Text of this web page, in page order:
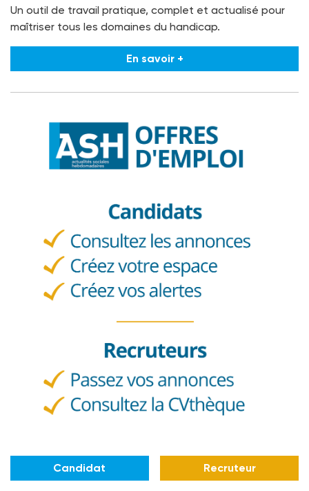
Un outil de travail pratique, complet et actualisé pour
maîtriser tous les domaines du handicap.
En savoir +
Candidat Recruteur